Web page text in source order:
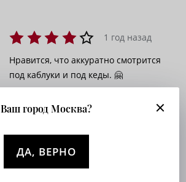
1 год назад
Нравится, что аккуратно смотрится
под каблуки и под кеды. 🤗
Ваш город Москва?
ДА, ВЕРНО